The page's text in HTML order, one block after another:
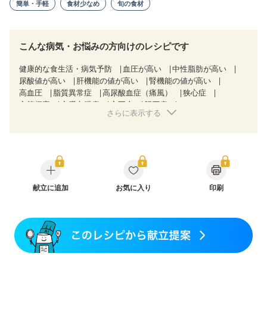
簡単・手軽 食材少なめ 旬の食材
こんな病気・お悩みの方向けのレシピです
健康的な食生活・病気予防 血圧が高い
中性脂肪が高い
尿酸値が高い
肝機能の値が高い
腎機能の値が高い
高血圧
脂質異常症 高尿酸血症（痛風）
狭心症
心筋梗塞
心臓弁膜症 心不全
胆石症
慢性便秘症
CKD（ステージ２）
CKD（ステージ３a）
乳がん（抗がん剤治療中）
乳がん（ホルモン療法中）
乳がん（放射線治療中）
妊娠中(初期)
妊婦健診・血圧が気になる（初期）
妊婦健診・血糖値が気になる（初期）
さらに表示する
献立に追加 お気に入り 印刷